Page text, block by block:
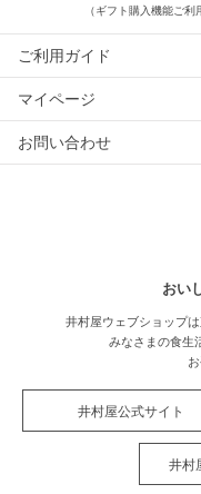
（ギフト購入機能ご利
ご利用ガイド
マイページ
お問い合わせ
おい
井村屋ウェブショップ
みなさまの食生
井村屋公式サイト
井村